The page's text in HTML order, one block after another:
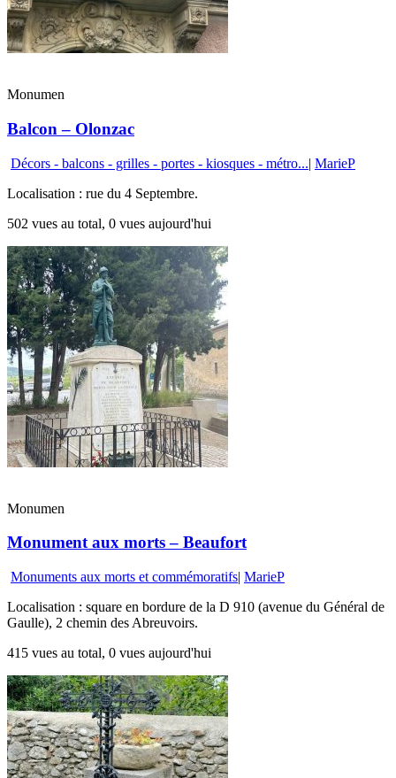
Monumen
Balcon – Olonzac
Décors - balcons - grilles - portes - kiosques - métro...| MarieP
Localisation : rue du 4 Septembre.
502 vues au total, 0 vues aujourd'hui
Monumen
Monument aux morts – Beaufort
Monuments aux morts et commémoratifs| MarieP
Localisation : square en bordure de la D 910 (avenue du Général de
Gaulle), 2 chemin des Abreuvoirs.
415 vues au total, 0 vues aujourd'hui